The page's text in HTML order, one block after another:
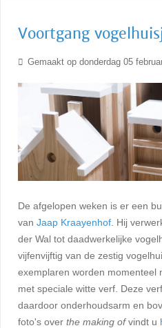
Voortgang
Gemaakt op donderdag 05
De afgelopen weken is er een
van Jaap Kraayenhof . Hij
der Wal tot daadwerkelijke
vijfenvijftig van de zestig
exemplaren worden momenteel
met speciale witte verf. Deze
daardoor onderhoudsarm en
foto's over the making ofvindt u